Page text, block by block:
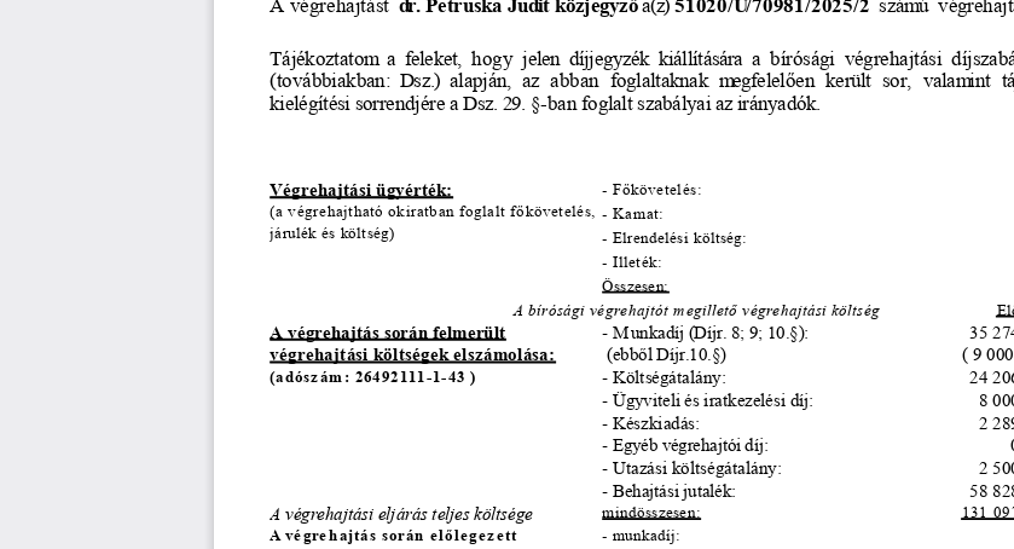
Tájékoztatom a  feleket, hogy jelen díjjegyzék kiállítására a  bírósági végrehajtási
(továbbiakban: Dsz.) alapján, az abban foglaltaknak megfelelően került sor, valamint
kielégítési sorrendjére a Dsz. 29. §-ban foglalt szabályai az irányadók.
Végrehajtási ügyérték:
(a végrehajtható okiratban foglalt főkövetelés,
járulék és költség)
- Főkövetelés:
- Kamat:
- Elrendelési költség:
- Illeték:
Összesen:
A bírósági végrehajtót megillető végrehajtási költség El
A végrehajtás során felmerült
végrehajtási költségek elszámolása:
(adószám : 26492111-1-43 )
- Munkadíj (Díjr. 8; 9; 10.§):
(ebből Díjr.10.§)
35
( 9
- Költségátalány: 24
- Ügyviteli és iratkezelési díj:
8
- Készkiadás:
2
- Egyéb végrehajtói díj:
- Utazási költségátalány:
2
- Behajtási jutalék:
58
A végrehajtási eljárás teljes költsége
mindösszesen: 131
A vé grehajtás során e lőlegezett
- munkadíj: